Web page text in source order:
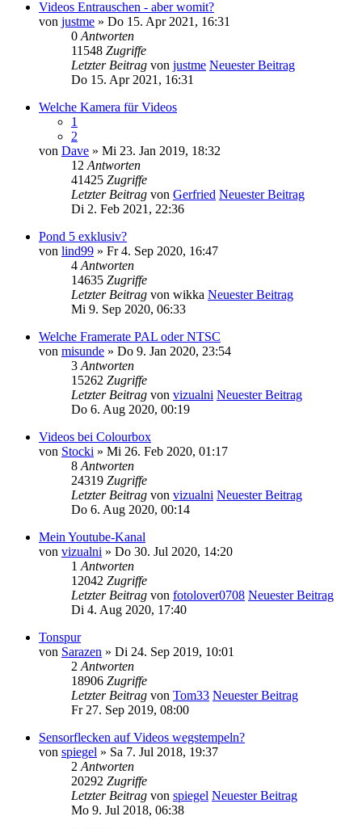
Videos Entrauschen - aber womit?
von justme » Do 15. Apr 2021, 16:31
0 Antworten
11548 Zugriffe
Letzter Beitrag von justme Neuester Beitrag
Do 15. Apr 2021, 16:31
Welche Kamera für Videos
1
2
von Dave » Mi 23. Jan 2019, 18:32
12 Antworten
41425 Zugriffe
Letzter Beitrag von Gerfried Neuester Beitrag
Di 2. Feb 2021, 22:36
Pond 5 exklusiv?
von lind99 » Fr 4. Sep 2020, 16:47
4 Antworten
14635 Zugriffe
Letzter Beitrag von wikka Neuester Beitrag
Mi 9. Sep 2020, 06:33
Welche Framerate PAL oder NTSC
von misunde » Do 9. Jan 2020, 23:54
3 Antworten
15262 Zugriffe
Letzter Beitrag von vizualni Neuester Beitrag
Do 6. Aug 2020, 00:19
Videos bei Colourbox
von Stocki » Mi 26. Feb 2020, 01:17
8 Antworten
24319 Zugriffe
Letzter Beitrag von vizualni Neuester Beitrag
Do 6. Aug 2020, 00:14
Mein Youtube-Kanal
von vizualni » Do 30. Jul 2020, 14:20
1 Antworten
12042 Zugriffe
Letzter Beitrag von fotolover0708 Neuester Beitrag
Di 4. Aug 2020, 17:40
Tonspur
von Sarazen » Di 24. Sep 2019, 10:01
2 Antworten
18906 Zugriffe
Letzter Beitrag von Tom33 Neuester Beitrag
Fr 27. Sep 2019, 08:00
Sensorflecken auf Videos wegstempeln?
von spiegel » Sa 7. Jul 2018, 19:37
2 Antworten
20292 Zugriffe
Letzter Beitrag von spiegel Neuester Beitrag
Mo 9. Jul 2018, 06:38